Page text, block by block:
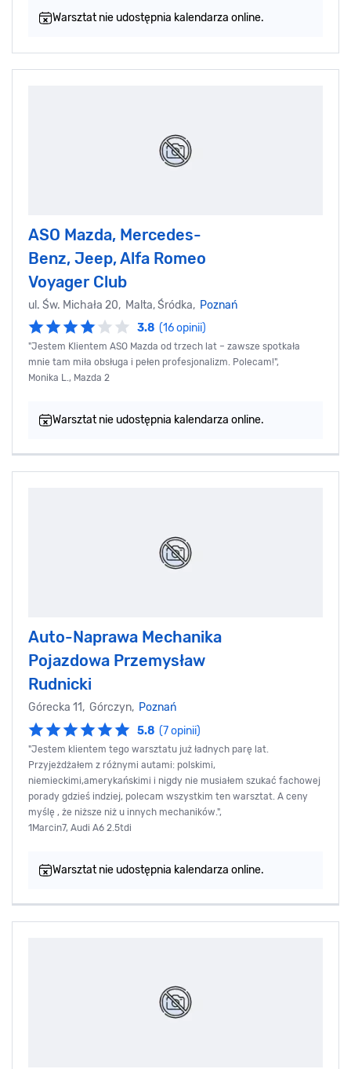
Warsztat nie udostępnia kalendarza online.
ASO Mazda, Mercedes-
Benz, Jeep, Alfa Romeo
Voyager Club
ul. Św. Michała 20, Malta, Śródka, Poznań
3.8 (16 opinii)
"Jestem Klientem ASO Mazda od trzech lat – zawsze spotkała
mnie tam miła obsługa i pełen profesjonalizm. Polecam!",
Monika L., Mazda 2
Warsztat nie udostępnia kalendarza online.
Auto-Naprawa Mechanika
Pojazdowa Przemysław
Rudnicki
Górecka 11, Górczyn, Poznań
5.8 (7 opinii)
"Jestem klientem tego warsztatu już ładnych parę lat.
Przyjeżdżałem z różnymi autami: polskimi,
niemieckimi,amerykańskimi i nigdy nie musiałem szukać fachowej
porady gdzieś indziej, polecam wszystkim ten warsztat. A ceny
myślę , że niższe niż u innych mechaników.",
1Marcin7, Audi A6 2.5tdi
Warsztat nie udostępnia kalendarza online.